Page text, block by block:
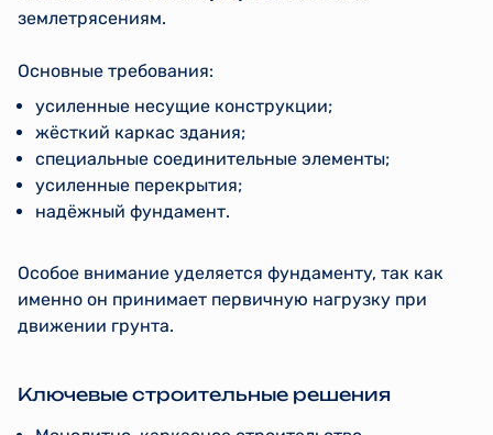
землетрясениям.
Основные требования:
усиленные несущие конструкции;
жёсткий каркас здания;
специальные соединительные элементы;
усиленные перекрытия;
надёжный фундамент.
Особое внимание уделяется фундаменту, так как
именно он принимает первичную нагрузку при
движении грунта.
Ключевые строительные решения